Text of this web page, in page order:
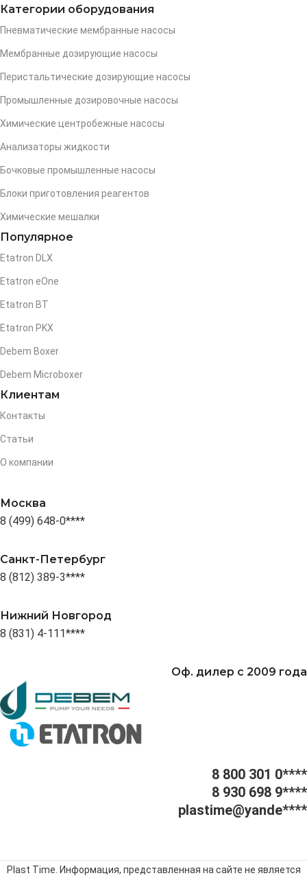
Категории оборудования
Пневматические мембранные насосы
Мембранные дозирующие насосы
Перистальтические дозирующие насосы
Промышленные дозировочные насосы
Химические центробежные насосы
Анализаторы жидкости
Бочковые промышленные насосы
Блоки приготовления реагентов
Химические мешалки
Популярное
Etatron DLX
Etatron eOne
Etatron BT
Etatron PKX
Debem Boxer
Debem Microboxer
Клиентам
Контакты
Статьи
О компании
Москва
8 (499) 648-0****
Санкт-Петербург
8 (812) 389-3****
Нижний Новгород
8 (831) 4-111****
Оф. дилер с 2009 года
8 800 301 0****
8 930 698 9****
plastime@yande****
Plast Time. Информация, представленная на сайте не является